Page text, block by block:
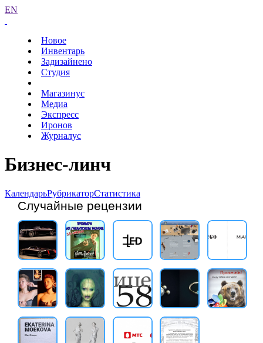
EN
Новое
Инвентарь
Задизайнено
Студия
Магазинус
Медиа
Экспресс
Иронов
Журналус
Бизнес-линч
КалендарьРубрикаторСтатистика
Случайные рецензии